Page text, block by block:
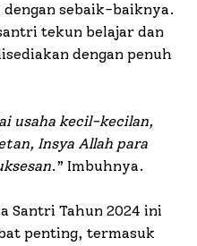
sebaik-baiknya.
tekun belajar dan
dengan penuh
usaha kecil-kecilan,
Insya Allah para
.” Imbuhnya.
Santri Tahun 2024 ini
penting, termasuk